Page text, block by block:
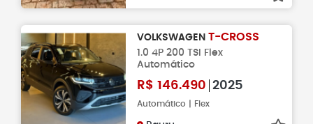
VOLKSWAGEN T-CROSS
1.0 4P 200 TSI Flex
Automático
R$ 146.490 2025
Automático | Flex